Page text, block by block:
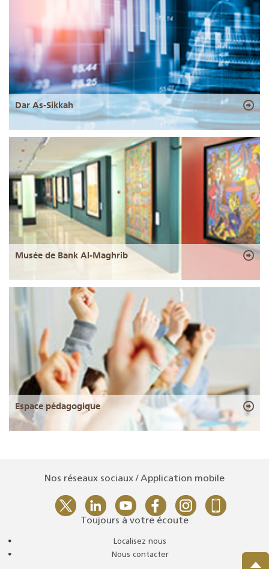
Dar As-Sikkah
Musée de Bank Al-Maghrib
Espace pédagogique
Nos réseaux sociaux / Application mobile
Toujours à votre écoute
Localisez nous
Nous contacter